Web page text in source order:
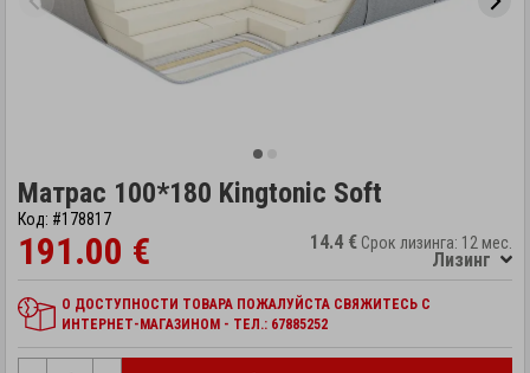
Матрас 100*180 Kingtonic Soft
Код: #178817
191.00 € 14.4 € Срок лизинга: 12 мес.
Лизинг
О ДОСТУПНОСТИ ТОВАРА ПОЖАЛУЙСТА СВЯЖИТЕСЬ С
ИНТЕРНЕТ-МАГАЗИНОМ - ТЕЛ.: 67885252